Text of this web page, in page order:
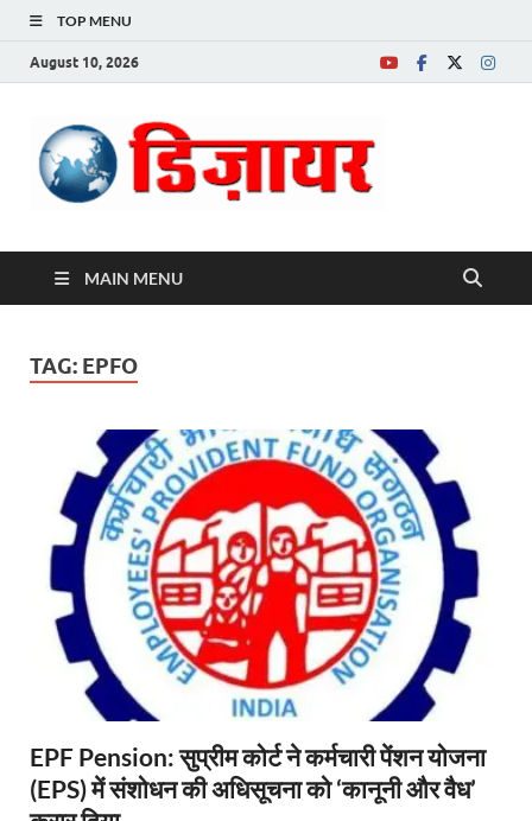
TOP MENU
August 10, 2026
MAIN MENU
TAG: EPFO
EPF Pension: सुप्रीम कोर्ट ने कर्मचारी पेंशन योजना
(EPS) में संशोधन की अधिसूचना को ‘कानूनी और वैध’